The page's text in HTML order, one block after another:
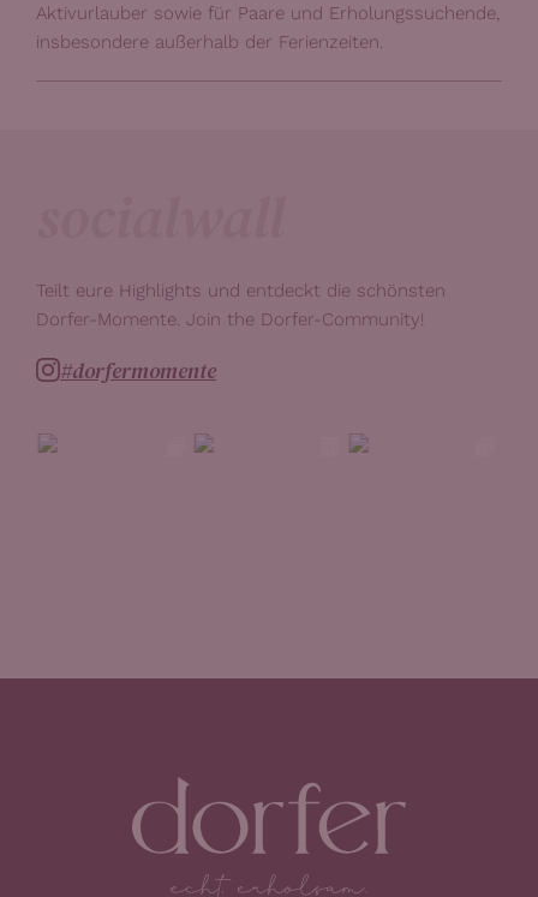
Aktivurlauber sowie für Paare und Erholungssuchende,
insbesondere außerhalb der Ferienzeiten.
Teilt eure Highlights und entdeckt die schönsten
Dorfer-Momente. Join the Dorfer-Community!
#dorfermomente